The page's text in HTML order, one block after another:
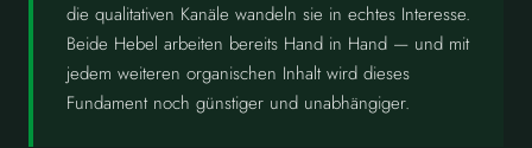
die qualitativen Kanäle wandeln sie in echtes Interesse.
Beide Hebel arbeiten bereits Hand in Hand — und mit
jedem weiteren organischen Inhalt wird dieses
Fundament noch günstiger und unabhängiger.